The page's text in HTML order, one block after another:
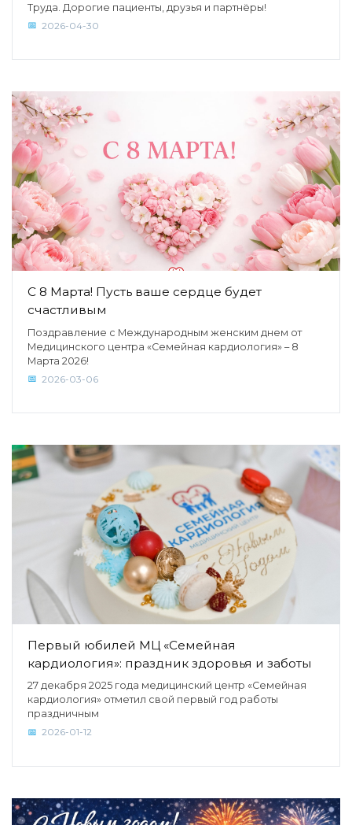
Труда. Дорогие пациенты, друзья и партнёры!
2026-04-30
С 8 Марта! Пусть ваше сердце будет
счастливым
Поздравление с Международным женским днем от
Медицинского центра «Семейная кардиология» – 8
Марта 2026!
2026-03-06
Первый юбилей МЦ «Семейная
кардиология»: праздник здоровья и заботы
27 декабря 2025 года медицинский центр «Семейная
кардиология» отметил свой первый год работы
праздничным
2026-01-12